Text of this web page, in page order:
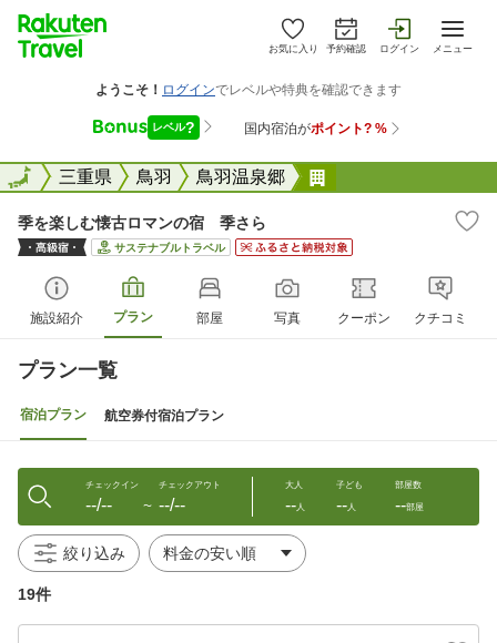
お気に入り 予約確認 ログイン メニュー
全国三重県 鳥羽 鳥羽温泉郷
全国
季を楽しむ懐古ロマンの宿 季さら
サステナブルトラベル
施設紹介 プラン 部屋 写真 クーポン クチコミ
プラン一覧
宿泊プラン 航空券付宿泊プラン
チェックイン
--/-- 〜
チェックアウト
--/--
大人
--人
子ども
--人
部屋数
--部屋
絞り込み
19件